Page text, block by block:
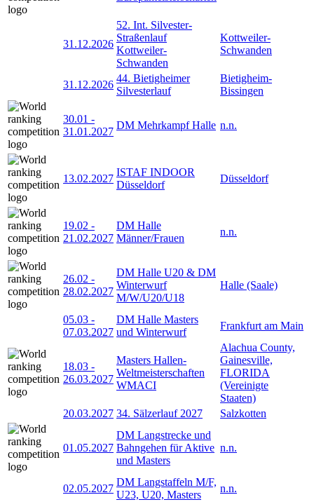
31.12.2026
52. Int. Silvester-
Straßenlauf
Kottweiler-
Schwanden
Kottweiler-
Schwanden
31.12.2026
44. Bietigheimer
Silvesterlauf
Bietigheim-
Bissingen
30.01 -
31.01.2027
DM Mehrkampf Halle n.n.
13.02.2027
ISTAF INDOOR
Düsseldorf
Düsseldorf
19.02 -
21.02.2027
DM Halle
Männer/Frauen
n.n.
26.02 -
28.02.2027
DM Halle U20 & DM
Winterwurf
M/W/U20/U18
Halle (Saale)
05.03 -
07.03.2027
DM Halle Masters
und Winterwurf
Frankfurt am Main
18.03 -
26.03.2027
Masters Hallen-
Weltmeisterschaften
WMACI
Alachua County,
Gainesville,
FLORIDA
(Vereinigte
Staaten)
20.03.2027 34. Sälzerlauf 2027 Salzkotten
01.05.2027
DM Langstrecke und
Bahngehen für Aktive
und Masters
n.n.
02.05.2027
DM Langstaffeln M/F,
U23, U20, Masters
n.n.